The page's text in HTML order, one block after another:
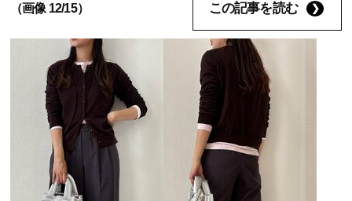
（画像 12/15） この記事を読む